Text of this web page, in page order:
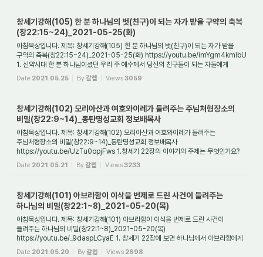
창세기강해(105) 한 분 하나님의 벗(친구)이 되는 자가 받을 구약의 축복
(창22:15~24)_2021-05-25(화)
아침묵상입니다. 제목: 창세기강해(105) 한 분 하나님의 벗(친구)이 되는 자가 받을
구약의 축복(창22:15~24)_2021-05-25(화) https://youtu.be/imYgm4kmIbU
1. 신약시대 한 분 하나님이셨던 우리 주 예수께서 당신의 친구들이 되는 자들에게
약속한 축복은 무...
Date 2021.05.25 By갈렙 Views3059
창세기강해(102) 모리아산과 여호와이레가 들려주는 주님처형장소의
비밀(창22:9~14)_동탄명성교회 정보배목사
아침묵상입니다. 제목: 창세기강해(102) 모리아산과 여호와이레가 들려주는
주님처형장소의 비밀(창22:9~14)_동탄명성교회 정보배목사
https://youtu.be/UzTu0opjFws 1.창세기 22장의 이야기의 주제는 무엇인가요?
일반적으로 창세기 22장의 주제는 "아브라함...
Date 2021.05.21 By갈렙 Views3233
창세기강해(101) 아브라함이 이삭을 번제로 드린 사건이 들려주는
하나님의 비밀(창22:1~8)_2021-05-20(목)
아침묵상입니다. 제목: 창세기강해(101) 아브라함이 이삭을 번제로 드린 사건이
들려주는 하나님의 비밀(창22:1~8)_2021-05-20(목)
https://youtu.be/_9daspLCyaE 1. 창세기 22장에 보면 하나님께서 아브라함에게
어떤 일을 하라고 명령하셨나요? 아브라함과 ...
Date 2021.05.20 By갈렙 Views 2698